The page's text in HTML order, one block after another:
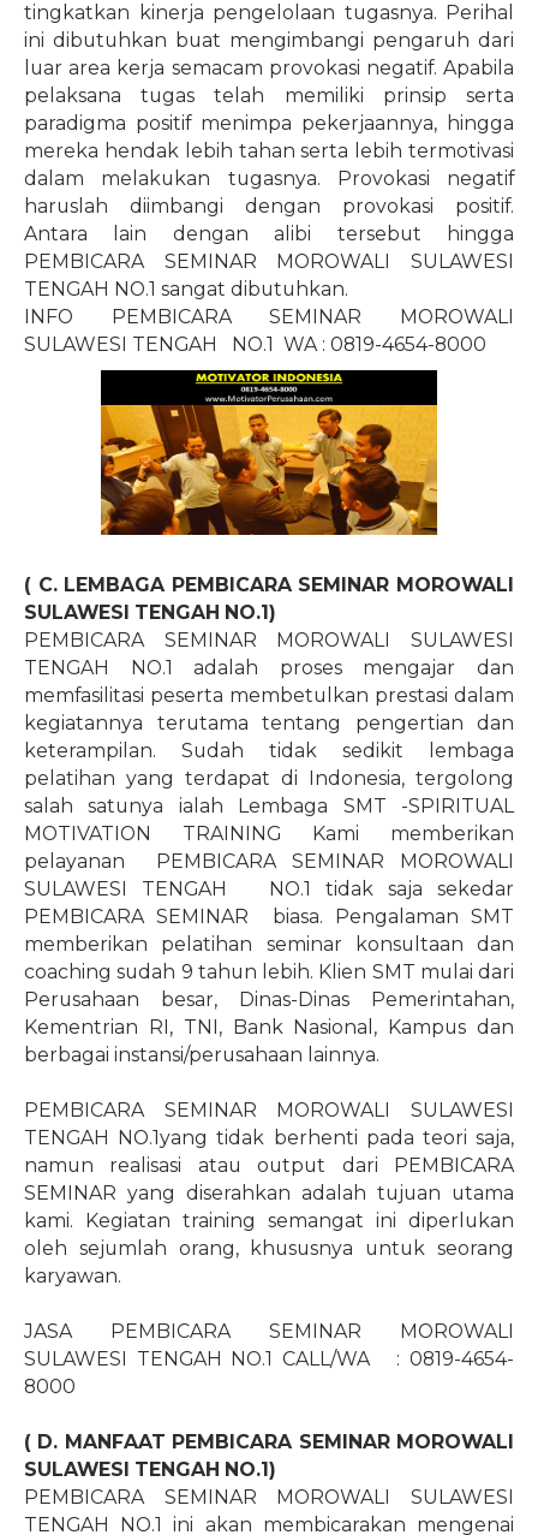
tingkatkan kinerja pengelolaan tugasnya. Perihal
ini dibutuhkan buat mengimbangi pengaruh dari
luar area kerja semacam provokasi negatif. Apabila
pelaksana tugas telah memiliki prinsip serta
paradigma positif menimpa pekerjaannya, hingga
mereka hendak lebih tahan serta lebih termotivasi
dalam melakukan tugasnya. Provokasi negatif
haruslah diimbangi dengan provokasi positif.
Antara lain dengan alibi tersebut hingga
PEMBICARA SEMINAR MOROWALI SULAWESI
TENGAH NO.1 sangat dibutuhkan.
INFO PEMBICARA SEMINAR MOROWALI
SULAWESI TENGAH NO.1 WA : 0819-4654-8000
( C. LEMBAGA PEMBICARA SEMINAR MOROWALI
SULAWESI TENGAH NO.1)
PEMBICARA SEMINAR MOROWALI SULAWESI
TENGAH NO.1 adalah proses mengajar dan
memfasilitasi peserta membetulkan prestasi dalam
kegiatannya terutama tentang pengertian dan
keterampilan. Sudah tidak sedikit lembaga
pelatihan yang terdapat di Indonesia, tergolong
salah satunya ialah Lembaga SMT -SPIRITUAL
MOTIVATION TRAINING Kami memberikan
pelayanan
PEMBICARA SEMINAR MOROWALI
SULAWESI TENGAH NO.1 tidak saja sekedar
PEMBICARA SEMINAR
biasa. Pengalaman SMT
memberikan pelatihan seminar konsultaan dan
coaching sudah 9 tahun lebih. Klien SMT mulai dari
Perusahaan besar, Dinas-Dinas Pemerintahan,
Kementrian RI, TNI, Bank Nasional, Kampus dan
berbagai instansi/perusahaan lainnya.
PEMBICARA SEMINAR MOROWALI SULAWESI
TENGAH NO.1yang tidak berhenti pada teori saja,
namun realisasi atau output dari PEMBICARA
SEMINAR yang diserahkan adalah tujuan utama
kami. Kegiatan training semangat ini diperlukan
oleh sejumlah orang, khususnya untuk seorang
karyawan.
JASA PEMBICARA SEMINAR MOROWALI
SULAWESI TENGAH NO.1 CALL/WA
: 0819-4654-
8000
( D. MANFAAT PEMBICARA SEMINAR MOROWALI
SULAWESI TENGAH NO.1)
PEMBICARA SEMINAR MOROWALI SULAWESI
TENGAH NO.1 ini akan membicarakan mengenai